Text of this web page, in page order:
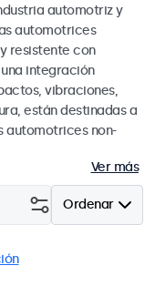
automotriz y
automotrices
resistente con
integración
vibraciones,
están destinadas a
automotrices non-
Ver más
Ordenar